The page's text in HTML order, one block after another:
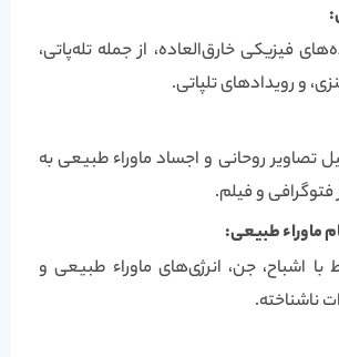
فیزیکی خارق‌العاده، از جمله تله‌پاتی،
و رویدادهای تلپاتی.
تصاویر روحانی و اجساد ماوراء طبیعی به
و فیلم.
ماوراء طبیعی:
با اشباح، جن، انرژی‌های ماوراء طبیعی و
ناشناخته.